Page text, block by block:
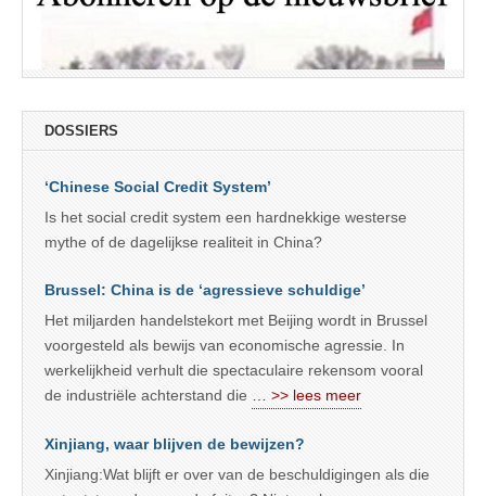
DOSSIERS
‘Chinese Social Credit System’
Is het social credit system een hardnekkige westerse
mythe of de dagelijkse realiteit in China?
Brussel: China is de ‘agressieve schuldige’
Het miljarden handelstekort met Beijing wordt in Brussel
voorgesteld als bewijs van economische agressie. In
werkelijkheid verhult die spectaculaire rekensom vooral
de industriële achterstand die
… >> lees meer
Xinjiang, waar blijven de bewijzen?
Xinjiang:Wat blijft er over van de beschuldigingen als die